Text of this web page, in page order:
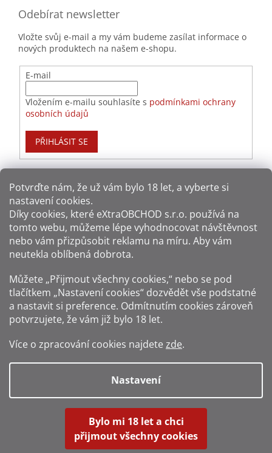
Potvrďte nám​​, že už vám bylo 18 let, a vyberte si
nastavení cookies.
Díky cookies, které eXtraOBCHOD s.r.o. používá na
tomto webu, můžeme lépe vyhodnocovat návštěvnost
nebo vám přizpůsobit reklamu na míru. Aby vám
neutekla oblíbená dobrota.
Můžete „Přijmout všechny cookies,“ nebo se pod
tlačítkem „Nastavení cookies“ dozvědět vše podstatné
a nastavit si preference. Odmítnutím cookies zároveň
potvrzujete, že vám již bylo 18 let.
Více o zpracování cookies najdete zde.
Nastavení
Bylo mi 18 let a chci
přijmout všechny cookies
Odebírat newsletter
Vložte svůj e-mail a my vám budeme zasílat informace o
nových produktech na našem e-shopu.
E-mail
Vložením e-mailu souhlasíte s podmínkami ochrany
osobních údajů
PŘIHLÁSIT SE
Způsoby dopravy:
Zákaz prodeje alkoholu osobám mladším 18 let.
Vytvořil Shoptet
Copyright 2016-2026Alkohol-shop.cz. Všechna práva vyhrazena.